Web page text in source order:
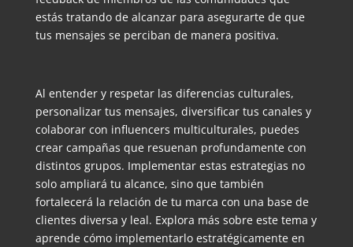
estás tratando de alcanzar para asegurarte de que
tus mensajes se perciban de manera positiva.
Al entender y respetar las diferencias culturales,
personalizar tus mensajes, diversificar tus canales y
colaborar con influencers multiculturales, puedes
crear campañas que resuenan profundamente con
distintos grupos. Implementar estas estrategias no
solo ampliará tu alcance, sino que también
fortalecerá la relación de tu marca con una base de
clientes diversa y leal. Explora más sobre este tema y
aprende cómo implementarlo estratégicamente en